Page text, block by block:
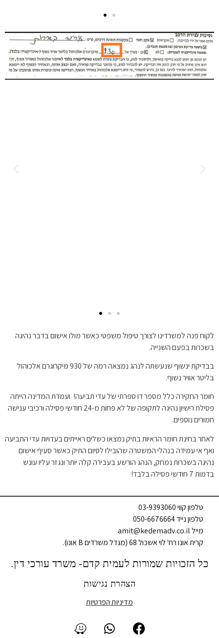
לקוח פנה למשרדינו לצורך טיפול משפטי כאשר מולו אישום בדבר נהיגה
בשכרות בפעם השנייה.
בבדיקת ינשוף שנעשתה לנהג נמצאה רמה של 930 מיקרוגרם אלכוהול
בליטר אוויר נשוף.
חומר החקירה כלל מספר דו ספרתי של עדי תביעה! ועמדת המדינה הייתה
פסילת רישיון נהיגה לתקופה של לא פחות מ-24 חודשי פסילה ורכיבי ענישה
חמורים נוספים.
לאחר בחינת חומר הראיות בתיק נמצאו כשלים ראייתים בעדויות עדי התביעה
ואף אי עמידה בנהלי המשטרה שהובילו לסיום התיק כאשר סעיף אישום
נהיגה בשכרות נמחק, הנהג הורשע בעבירה קלה יותר ונגזר עליו עונש
בדמות 7 חודשי פסילה בלבד!
טלפון קווי 03-9393060
טלפון נייד 050-6676664
מייל amit@kedemadv.co.il
קרית אונו רח' לוי אשכול 68 (מגדל משרדים B אונו).
כל הזכויות שמורות לעמית קדם- משרד עורכי דין.
הצהרת נגישות
מדיניות הפרטיות